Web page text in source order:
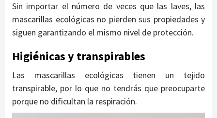
Sin importar el número de veces que las laves, las
mascarillas ecológicas no pierden sus propiedades y
siguen garantizando el mismo nivel de protección.
Higiénicas y transpirables
Las mascarillas ecológicas tienen un tejido
transpirable, por lo que no tendrás que preocuparte
porque no dificultan la respiración.